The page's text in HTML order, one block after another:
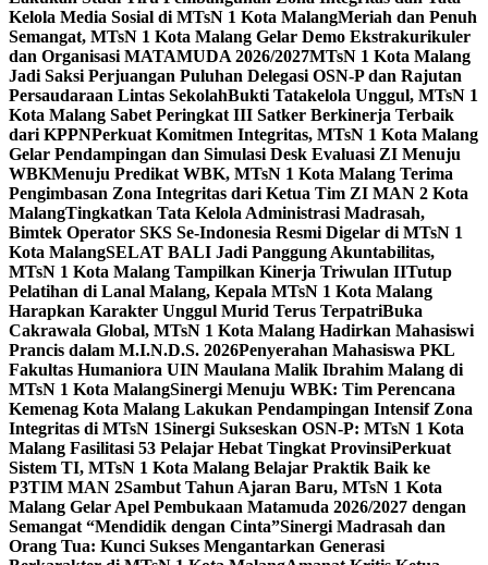
Kelola Media Sosial di MTsN 1 Kota MalangMeriah dan Penuh
Semangat, MTsN 1 Kota Malang Gelar Demo Ekstrakurikuler
dan Organisasi MATAMUDA 2026/2027MTsN 1 Kota Malang
Jadi Saksi Perjuangan Puluhan Delegasi OSN-P dan Rajutan
Persaudaraan Lintas SekolahBukti Tatakelola Unggul, MTsN 1
Kota Malang Sabet Peringkat III Satker Berkinerja Terbaik
dari KPPNPerkuat Komitmen Integritas, MTsN 1 Kota Malang
Gelar Pendampingan dan Simulasi Desk Evaluasi ZI Menuju
WBKMenuju Predikat WBK, MTsN 1 Kota Malang Terima
Pengimbasan Zona Integritas dari Ketua Tim ZI MAN 2 Kota
MalangTingkatkan Tata Kelola Administrasi Madrasah,
Bimtek Operator SKS Se-Indonesia Resmi Digelar di MTsN 1
Kota MalangSELAT BALI Jadi Panggung Akuntabilitas,
MTsN 1 Kota Malang Tampilkan Kinerja Triwulan IITutup
Pelatihan di Lanal Malang, Kepala MTsN 1 Kota Malang
Harapkan Karakter Unggul Murid Terus TerpatriBuka
Cakrawala Global, MTsN 1 Kota Malang Hadirkan Mahasiswi
Prancis dalam M.I.N.D.S. 2026Penyerahan Mahasiswa PKL
Fakultas Humaniora UIN Maulana Malik Ibrahim Malang di
MTsN 1 Kota MalangSinergi Menuju WBK: Tim Perencana
Kemenag Kota Malang Lakukan Pendampingan Intensif Zona
Integritas di MTsN 1Sinergi Sukseskan OSN-P: MTsN 1 Kota
Malang Fasilitasi 53 Pelajar Hebat Tingkat ProvinsiPerkuat
Sistem TI, MTsN 1 Kota Malang Belajar Praktik Baik ke
P3TIM MAN 2Sambut Tahun Ajaran Baru, MTsN 1 Kota
Malang Gelar Apel Pembukaan Matamuda 2026/2027 dengan
Semangat “Mendidik dengan Cinta”Sinergi Madrasah dan
Orang Tua: Kunci Sukses Mengantarkan Generasi